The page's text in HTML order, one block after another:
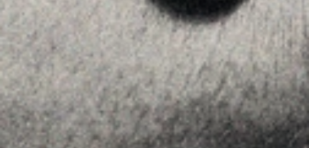
MENU
Home
La Firma
Equipo
Asesoramiento